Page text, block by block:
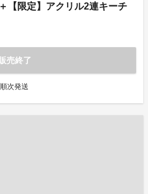
【限定】アクリル2連キーチ
売終了
次発送